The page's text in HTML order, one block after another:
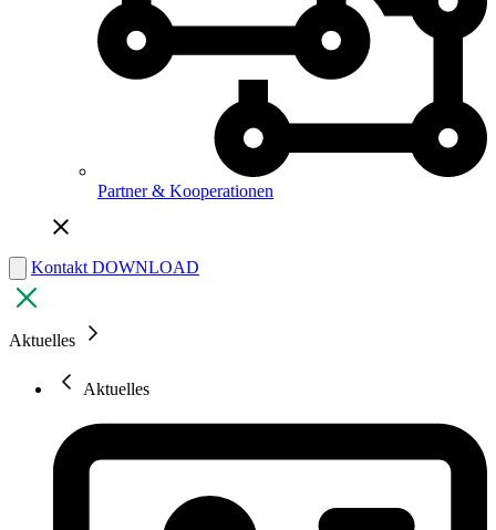
Partner & Kooperationen
Kontakt DOWNLOAD
Aktuelles
Aktuelles